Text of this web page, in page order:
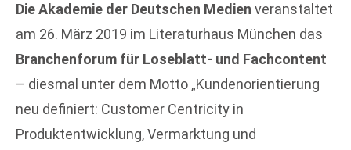
Die Akademie der Deutschen Medien veranstaltet
am 26. März 2019 im Literaturhaus München das
Branchenforum für Loseblatt- und Fachcontent
– diesmal unter dem Motto „Kundenorientierung
neu definiert: Customer Centricity in
Produktentwicklung, Vermarktung und